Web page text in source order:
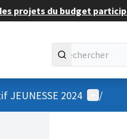
projets du budget
JEUNESSE 2024 Menu
/